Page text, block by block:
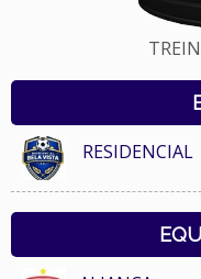
RESIDENCIAL